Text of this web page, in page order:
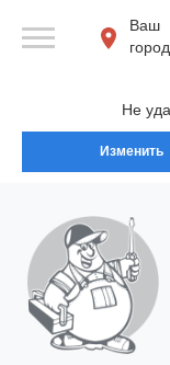
Не
Изменить
Ваш
город